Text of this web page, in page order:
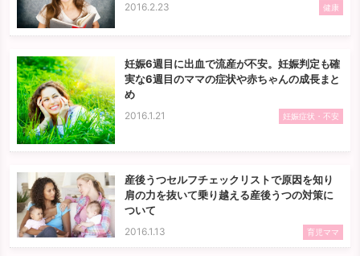
2016.2.23 健康
妊娠6週目に出血で流産が不安。妊娠判定も確
実な6週目のママの症状や赤ちゃんの成長まと
め
2016.1.21 妊娠症状・不安
産後うつセルフチェックリストで原因を知り
肩の力を抜いて乗り越える産後うつの対策に
ついて
2016.1.13 育児ママ